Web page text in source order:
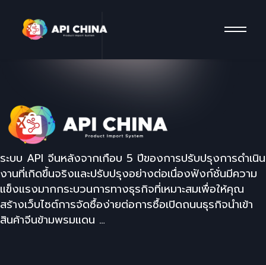
ระบบ API จีนหลังจากเกือบ 5 ปีของการปรับปรุงการดำเนิน
งานที่เกิดขึ้นจริงและปรับปรุงอย่างต่อเนื่องฟังก์ชั่นมีความ
แข็งแรงมากกระบวนการทางธุรกิจที่เหมาะสมเพื่อให้คุณ
สร้างเว็บไซต์การจัดซื้อง่ายต่อการซื้อเปิดถนนธุรกิจนำเข้า
สินค้าจีนข้ามพรมแดน …